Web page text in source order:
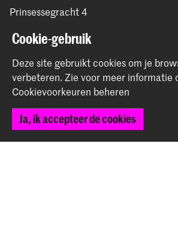
Prinsessegracht 4
+31 (0) 70 315 47 77
Graduation Show 2026
Start je aanmelding hier
Werken bij de KABK
Contactinfo
Cookie-gebruik
Deze site gebruikt cookies om je
verbeteren. Zie voor meer informatie
Cookievoorkeuren beheren
Ja, ik accepteer de cookies